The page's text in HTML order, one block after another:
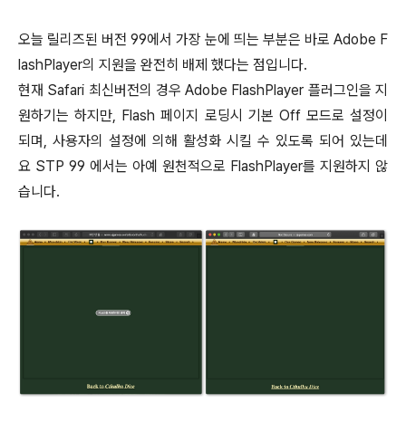
오늘 릴리즈된 버전 99에서 가장 눈에 띄는 부분은 바로 Adobe F
lashPlayer의 지원을 완전히 배제 했다는 점입니다.
현재 Safari 최신버전의 경우 Adobe FlashPlayer 플러그인을 지
원하기는 하지만, Flash 페이지 로딩시 기본 Off 모드로 설정이
되며, 사용자의 설정에 의해 활성화 시킬 수 있도록 되어 있는데
요 STP 99 에서는 아예 원천적으로 FlashPlayer를 지원하지 않
습니다.